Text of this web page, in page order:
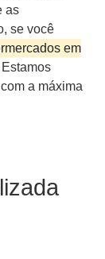
as
se você
em
a máxima